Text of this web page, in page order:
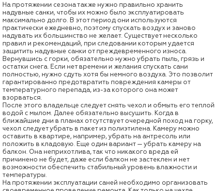
На протяжении сезона также нужно правильно хранить
надувные санки, чтобы их можно было эксплуатировать
максимально долго. В этот период они используются
практически ежедневно, поэтому спускать воздух и заново
надувать их большинство не желает. Существует несколько
правил и рекомендаций, при следовании которым удается
защитить надувные санки от преждевременного износа.
Вернувшись с горки, обязательно нужно убрать пыль, грязь и
остатки снега. Если нет времени и желания спускать сани
полностью, нужно сдуть хотя бы немного воздуха. Это позволит
гарантированно предотвратить повреждения камеры от
температурного перепада, из-за которого она может
взорваться.
После этого владельце следует снять чехол и обмыть его теплой
водой с мылом. Далее обязательно высушить. Когда в
ближайшие дни в планах отсутствует очередной поход на горку,
чехол следует убрать в пакет из полиэтилена. Камеру можно
оставить в квартире, например, убрать на антресоль или
положить в кладовую. Еще один вариант — убрать камеру на
балкон. Она неприхотлива, так что никакого вреда ей
причинено не будет, даже если балкон не застеклен и нет
возможности обеспечить стабильный уровень влажности и
температуры.
На протяжении эксплуатации саней необходимо организовать